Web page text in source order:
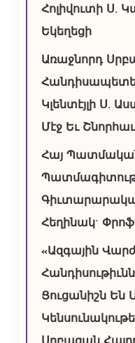
Հոլիվուտի Ս.
Եկեղեցի
Առաջնորդ
Կլենտէյլի Ս.
Մէջ Եւ
Հայ
Հեղինակ`
«Ազգային
Ցուցանիշն Են